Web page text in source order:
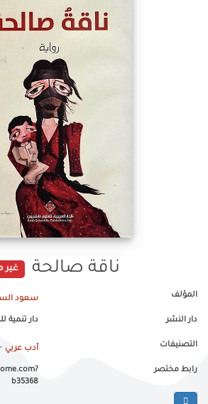
ناقة صالحة غير
المؤلف سعود
دار النشر دار تنمية
التصنيفات أدب عربي
رابط مختصر
b35368